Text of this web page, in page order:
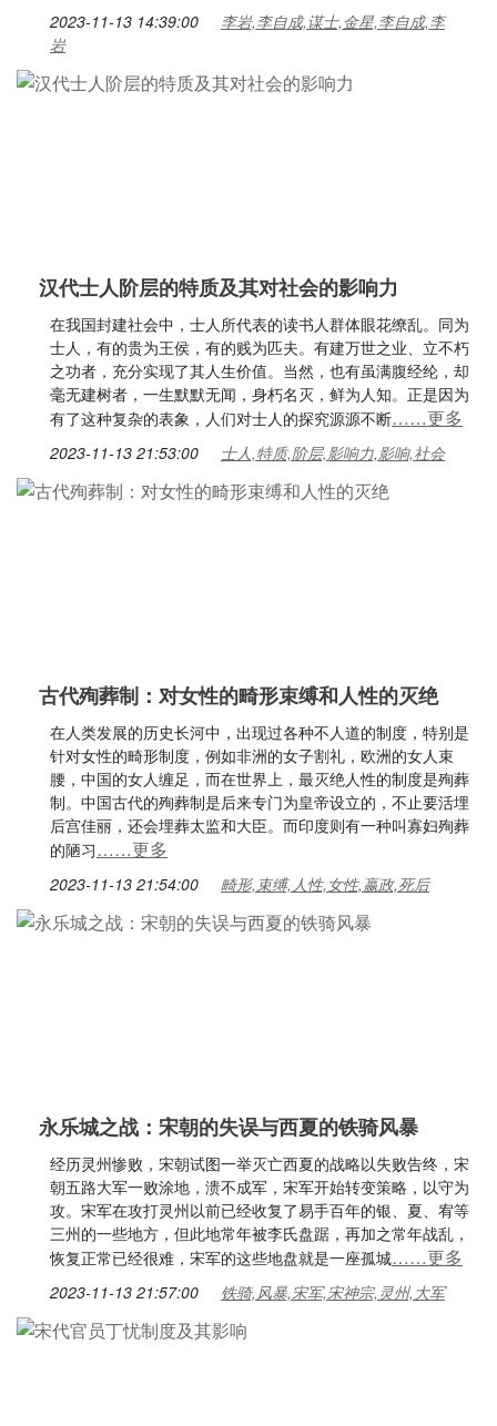
2023-11-13 14:39:00
李岩,李自成,谋士,金星,李自成,李
岩
汉代士人阶层的特质及其对社会的影响力
在我国封建社会中，士人所代表的读书人群体眼花缭乱。同为
士人，有的贵为王侯，有的贱为匹夫。有建万世之业、立不朽
之功者，充分实现了其人生价值。当然，也有虽满腹经纶，却
毫无建树者，一生默默无闻，身朽名灭，鲜为人知。正是因为
有了这种复杂的表象，人们对士人的探究源源不断……更多
2023-11-13 21:53:00 士人,特质,阶层,影响力,影响,社会
古代殉葬制：对女性的畸形束缚和人性的灭绝
在人类发展的历史长河中，出现过各种不人道的制度，特别是
针对女性的畸形制度，例如非洲的女子割礼，欧洲的女人束
腰，中国的女人缠足，而在世界上，最灭绝人性的制度是殉葬
制。中国古代的殉葬制是后来专门为皇帝设立的，不止要活埋
后宫佳丽，还会埋葬太监和大臣。而印度则有一种叫寡妇殉葬
的陋习……更多
2023-11-13 21:54:00 畸形,束缚,人性,女性,嬴政,死后
永乐城之战：宋朝的失误与西夏的铁骑风暴
经历灵州惨败，宋朝试图一举灭亡西夏的战略以失败告终，宋
朝五路大军一败涂地，溃不成军，宋军开始转变策略，以守为
攻。宋军在攻打灵州以前已经收复了易手百年的银、夏、宥等
三州的一些地方，但此地常年被李氏盘踞，再加之常年战乱，
恢复正常已经很难，宋军的这些地盘就是一座孤城……更多
2023-11-13 21:57:00 铁骑,风暴,宋军,宋神宗,灵州,大军